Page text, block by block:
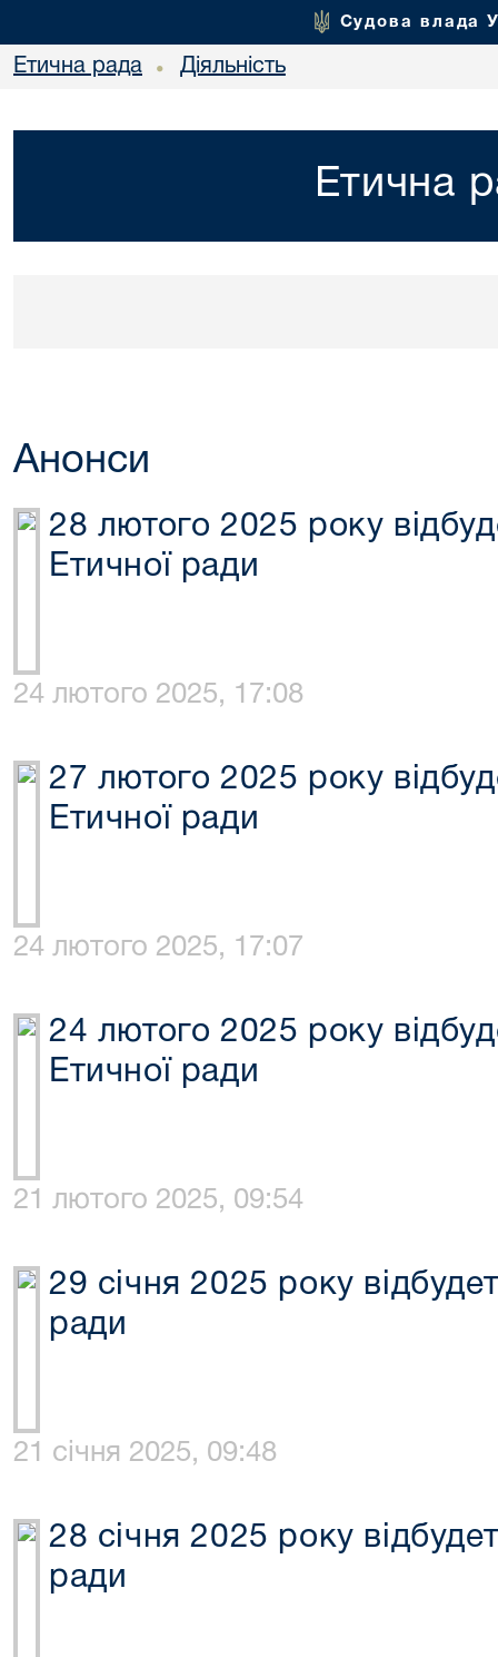
Судова влада
Етична рада • Діяльність
Етична
Анонси
28 лютого 2025 року
Етичної ради
24 лютого 2025, 17:08
27 лютого 2025 року
Етичної ради
24 лютого 2025, 17:07
24 лютого 2025 року
Етичної ради
21 лютого 2025, 09:54
29 січня 2025 року
ради
21 січня 2025, 09:48
28 січня 2025 року
ради